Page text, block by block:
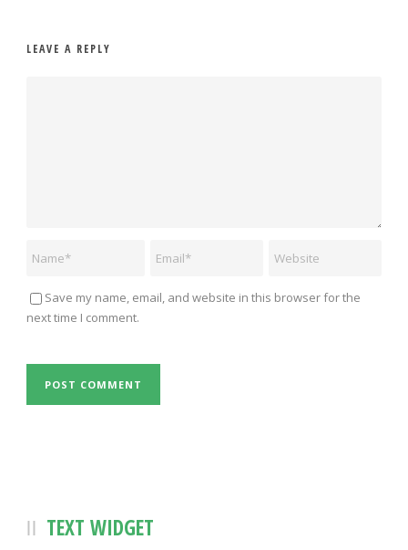
LEAVE A REPLY
Save my name, email, and website in this browser for the
next time I comment.
TEXT WIDGET